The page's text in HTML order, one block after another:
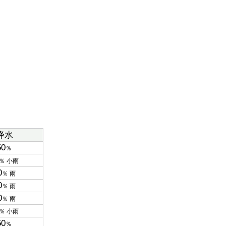
水
％
小雨
％ 雨
％ 雨
％ 雨
小雨
％